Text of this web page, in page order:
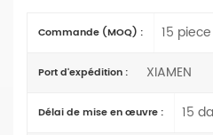
Commande (MOQ) : 15 piece
Port d'expédition : XIAMEN
Délai de mise en œuvre : 15